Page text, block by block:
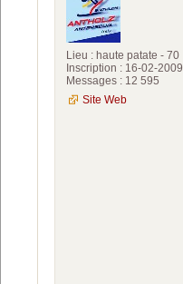
Lieu : haute patate - 70
Inscription : 16-02-2009
Messages : 12 595
Site Web